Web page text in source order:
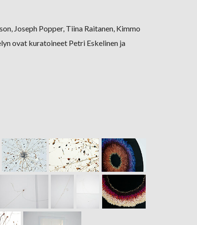
Joseph Popper, Tiina Raitanen, Kimmo
ovat kuratoineet Petri Eskelinen ja